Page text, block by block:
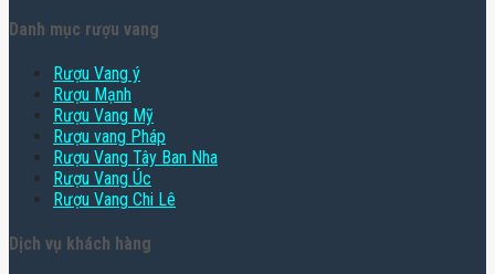
Danh mục rượu vang
Rượu Vang ý
Rượu Mạnh
Rượu Vang Mỹ
Rượu vang Pháp
Rượu Vang Tây Ban Nha
Rượu Vang Úc
Rượu Vang Chi Lê
Dịch vụ khách hàng